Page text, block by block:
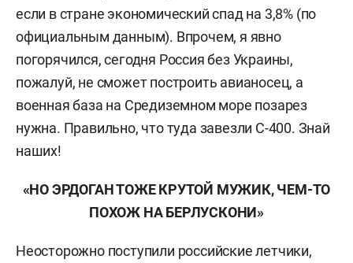
если в стране экономический спад на 3,8% (по
официальным данным). Впрочем, я явно
погорячился, сегодня Россия без Украины,
пожалуй, не сможет построить авианосец, а
военная база на Средиземном море позарез
нужна. Правильно, что туда завезли С-400. Знай
наших!
«НО ЭРДОГАН ТОЖЕ КРУТОЙ МУЖИК, ЧЕМ-ТО
ПОХОЖ НА БЕРЛУСКОНИ»
Неосторожно поступили российские летчики,